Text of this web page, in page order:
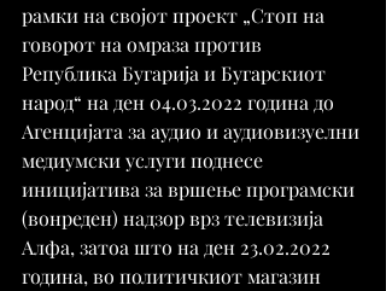
рамки на својот проект „Стоп на
говорот на омраза против
Република Бугарија и Бугарскиот
народ“ на ден 04.03.2022 година до
Агенцијата за аудио и аудиовизуелни
медиумски услуги поднесе
иницијатива за вршење програмски
(вонреден) надзор врз телевизија
Алфа, затоа што на ден 23.02.2022
година, во политичкиот магазин